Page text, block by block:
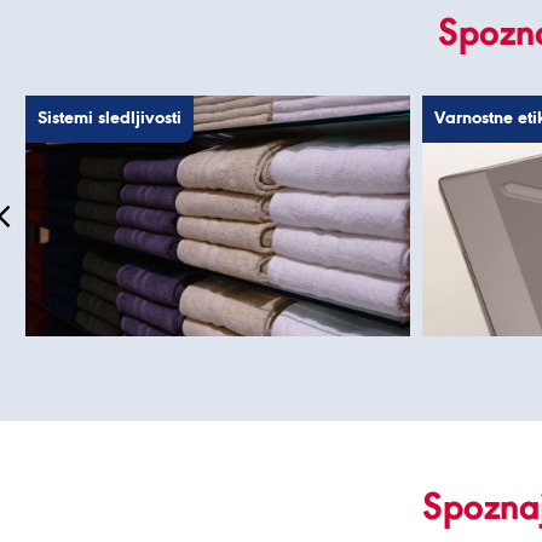
Sistemi sledljivosti Varnostne